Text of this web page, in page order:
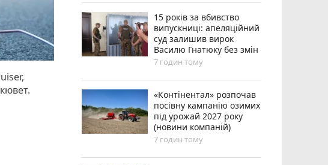
15 років за вбивство
випускниці: апеляційний
суд залишив вирок
Василю Гнатюку без змін
7 годин тому
«Контінентал» розпочав
посівну кампанію озимих
під урожай 2027 року
(новини компаній)
7 годин тому